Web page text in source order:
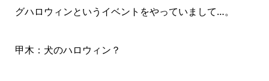
グハロウィンというイベントをやっていまして…。
甲木：犬のハロウィン？